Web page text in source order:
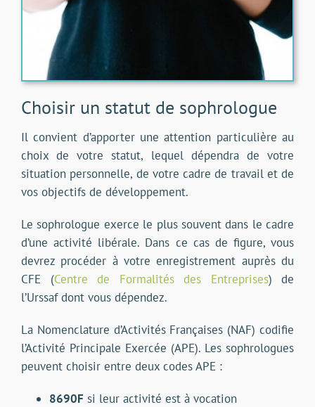
Choisir un statut de sophrologue
Il convient d’apporter une attention particulière au
choix de votre statut, lequel dépendra de votre
situation personnelle, de votre cadre de travail et de
vos objectifs de développement.
Le sophrologue exerce le plus souvent dans le cadre
d’une activité libérale. Dans ce cas de figure, vous
devrez procéder à votre enregistrement auprès du
CFE (Centre de Formalités des Entreprises) de
l’Urssaf dont vous dépendez.
La Nomenclature d’Activités Françaises (NAF) codifie
l’Activité Principale Exercée (APE). Les sophrologues
peuvent choisir entre deux codes APE :
8690F si leur activité est à vocation